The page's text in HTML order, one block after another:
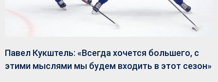
Павел Кукштель: «Всегда хочется большего, с
этими мыслями мы будем входить в этот сезон»